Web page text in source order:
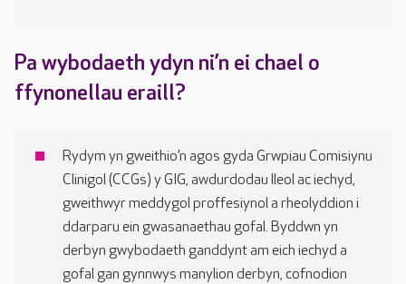
Pa wybodaeth ydyn ni’n ei chael o
ffynonellau eraill?
Rydym yn gweithio’n agos gyda Grwpiau Comisiynu
Clinigol (CCGs) y GIG, awdurdodau lleol ac iechyd,
gweithwyr meddygol proffesiynol a rheolyddion i
ddarparu ein gwasanaethau gofal. Byddwn yn
derbyn gwybodaeth ganddynt am eich iechyd a
gofal gan gynnwys manylion derbyn, cofnodion